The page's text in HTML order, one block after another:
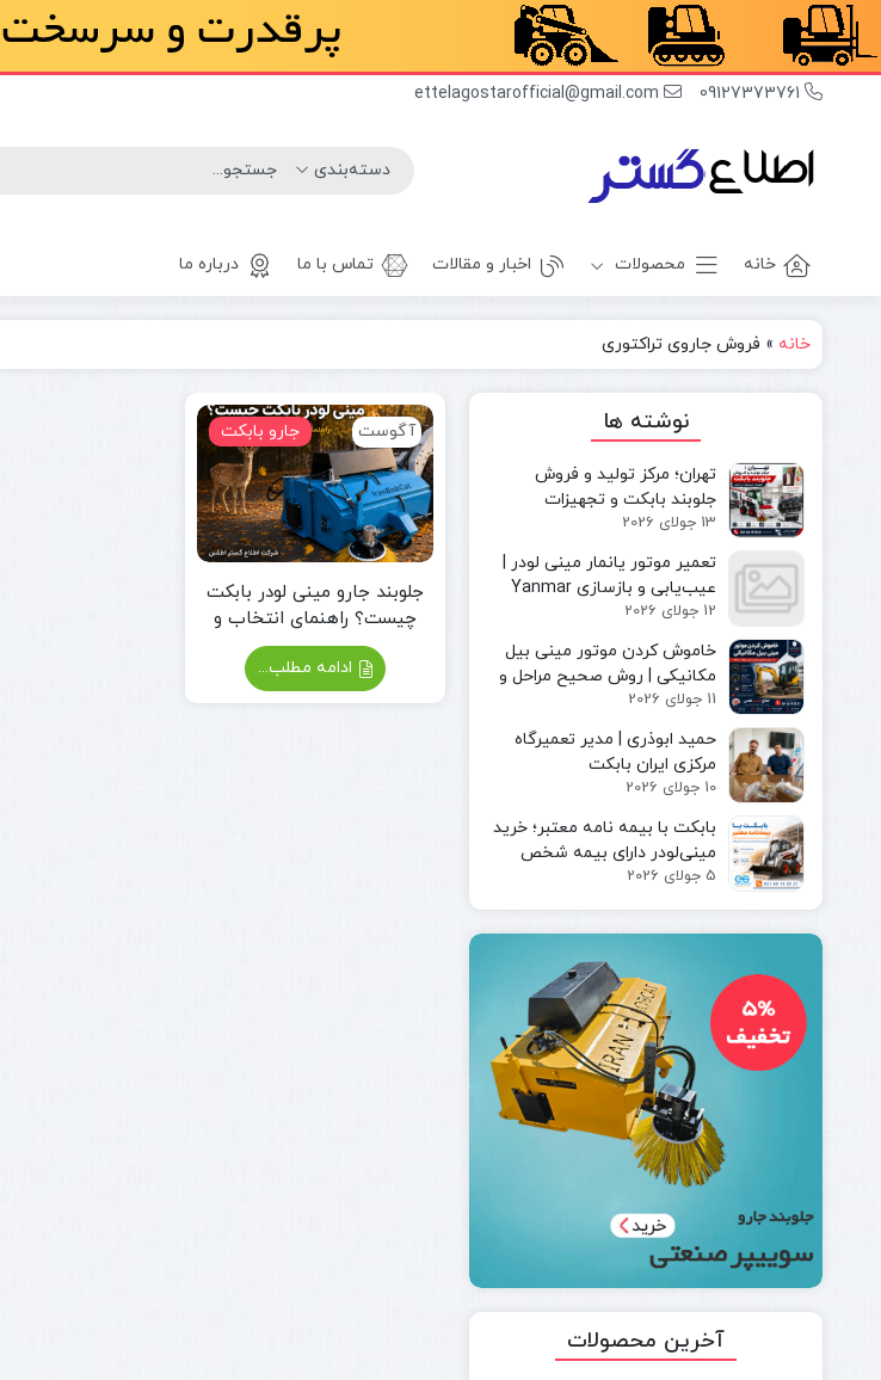
09127373761
ettelagostarofficial@gmail.com
خانه محصولات
مکانیکی
مینی بیل
مکانیکی
بابکت
بابکت
فوریوز
بابکت
دراج
رفسنجان
بیل بکهو
غلطک
آسفالت
جلوبند چاله
کن
پیکور یا
هیدرولیکی
چنگک
شاخک
لیفتراک
اخبار و مقالات تماس با ما درباره ما
خانه » فروش جاروی تراکتوری
جارو بابکت آگوست
جلوبند جارو مینی لودر بابکت
چیست؟ راهنمای انتخاب و
خرید جارو ایران بابکت
ادامه مطلب...
نوشته ها
تهران؛ مرکز تولید و فروش
جلوبند بابکت و تجهیزات
مینی‌لودر در ایران
13 جولای 2026
تعمیر موتور یانمار مینی لودر |
عیب‌یابی و بازسازی Yanmar
Engine
12 جولای 2026
خاموش کردن موتور مینی بیل
مکانیکی | روش صحیح مراحل و
ایمن توقف دستگاه
11 جولای 2026
حمید ابوذری | مدیر تعمیرگاه
مرکزی ایران بابکت
10 جولای 2026
بابکت با بیمه‌ نامه معتبر؛ خرید
مینی‌لودر دارای بیمه شخص
ثالث و بیمه بدنه ماشین‌آلات
5 جولای 2026
آخرین محصولات